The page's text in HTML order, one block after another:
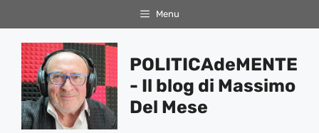
al
contenuto
Menu
POLITICAdeMENTE
- Il blog di Massimo
Del Mese